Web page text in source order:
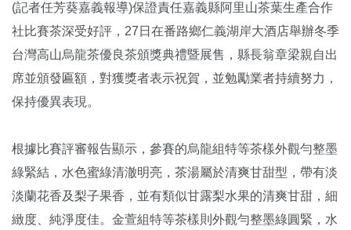
(記者任芳葵嘉義報導)保證責任嘉義縣阿里山茶葉生產合作
社比賽茶深受好評，27日在番路鄉仁義湖岸大酒店舉辦冬季
台灣高山烏龍茶優良茶頒獎典禮暨展售，縣長翁章梁親自出
席並頒發匾額，對獲獎者表示祝賀， 並勉勵業者持續努力，
保持優異表現。
根據比賽評審報告顯示， 參賽的烏龍組特等茶樣外觀勻整墨
綠緊結，水色蜜綠清澈明亮， 茶湯屬於清爽甘甜型，帶有淡
淡蘭花香及梨子果香， 並有類似甘露梨水果的清爽甘甜，細
緻度、純淨度佳。 金萱組特等茶樣則外觀勻整墨綠圓緊，水